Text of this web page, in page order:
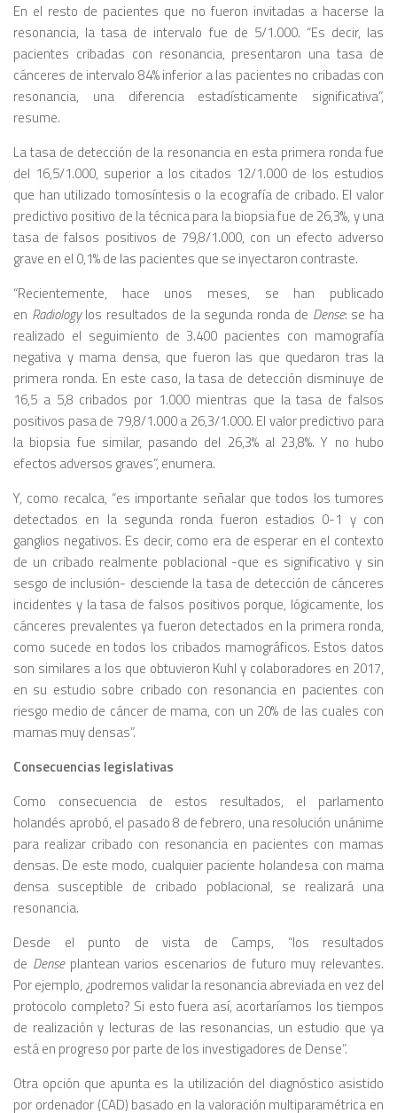
En el resto de pacientes que no fueron invitadas a hacerse la
resonancia, la tasa de intervalo fue de 5/1.000. “Es decir, las
pacientes cribadas con resonancia, presentaron una tasa de
cánceres de intervalo 84% inferior a las pacientes no cribadas con
resonancia, una diferencia estadísticamente significativa”,
resume.
La tasa de detección de la resonancia en esta primera ronda fue
del 16,5/1.000, superior a los citados 12/1.000 de los estudios
que han utilizado tomosíntesis o la ecografía de cribado. El valor
predictivo positivo de la técnica para la biopsia fue de 26,3%, y una
tasa de falsos positivos de 79,8/1.000, con un efecto adverso
grave en el 0,1% de las pacientes que se inyectaron contraste.
“Recientemente, hace unos meses, se han publicado
en Radiologylos resultados de la segunda ronda de Dense: se ha
realizado el seguimiento de 3.400 pacientes con mamografía
negativa y mama densa, que fueron las que quedaron tras la
primera ronda. En este caso, la tasa de detección disminuye de
16,5 a 5,8 cribados por 1.000 mientras que la tasa de falsos
positivos pasa de 79,8/1.000 a 26,3/1.000. El valor predictivo para
la biopsia fue similar, pasando del 26,3% al 23,8%. Y no hubo
efectos adversos graves”, enumera.
Y, como recalca, “es importante señalar que todos los tumores
detectados en la segunda ronda fueron estadios 0-1 y con
ganglios negativos. Es decir, como era de esperar en el contexto
de un cribado realmente poblacional -que es significativo y sin
sesgo de inclusión- desciende la tasa de detección de cánceres
incidentes y la tasa de falsos positivos porque, lógicamente, los
cánceres prevalentes ya fueron detectados en la primera ronda,
como sucede en todos los cribados mamográficos. Estos datos
son similares a los que obtuvieron Kuhl y colaboradores en 2017,
en su estudio sobre cribado con resonancia en pacientes con
riesgo medio de cáncer de mama, con un 20% de las cuales con
mamas muy densas”.
Consecuencias legislativas
Como consecuencia de estos resultados, el parlamento
holandés aprobó, el pasado 8 de febrero, una resolución unánime
para realizar cribado con resonancia en pacientes con mamas
densas. De este modo, cualquier paciente holandesa con mama
densa susceptible de cribado poblacional, se realizará una
resonancia.
Desde el punto de vista de Camps, “los resultados
de Dense plantean varios escenarios de futuro muy relevantes.
Por ejemplo, ¿podremos validar la resonancia abreviada en vez del
protocolo completo? Si esto fuera así, acortaríamos los tiempos
de realización y lecturas de las resonancias, un estudio que ya
está en progreso por parte de los investigadores de Dense”.
Otra opción que apunta es la utilización del diagnóstico asistido
por ordenador (CAD) basado en la valoración multiparamétrica en